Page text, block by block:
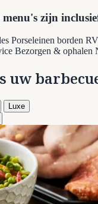
zijn
Porseleinen borden
Bezorgen & ophalen
uw
Luxe